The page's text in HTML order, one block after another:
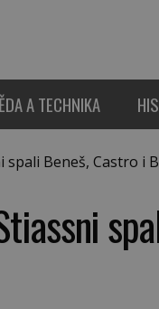
A TECHNIKA
Beneš, Castro i